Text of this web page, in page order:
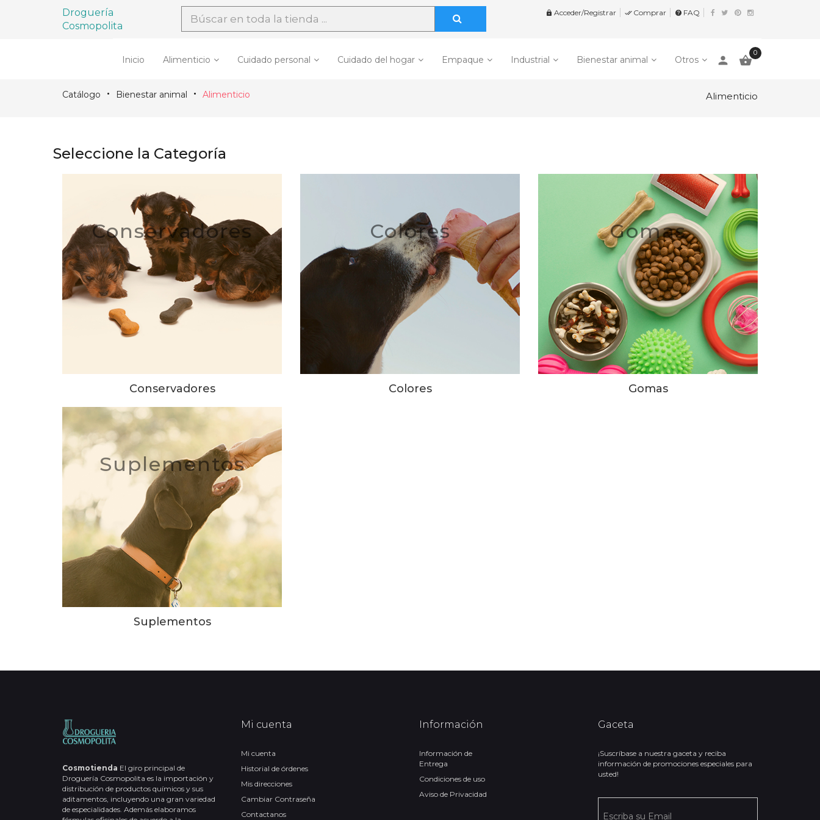
Droguería
Cosmopolita
 Acceder/Registrar  Comprar help FAQ
Inicio Alimenticio Cuidado personal Cuidado del hogar Empaque Industrial Bienestar animal Otros person 
0
Catálogo Bienestar animal Alimenticio Alimenticio
Seleccione la Categoría
Conservadores
Conservadores
Colores
Colores
Gomas
Gomas
Suplementos
Suplementos
Cosmotienda El giro principal de
Droguería Cosmopolita es la importación y
distribución de productos químicos y sus
aditamentos, incluyendo una gran variedad
de especialidades. Además elaboramos
Mi cuenta
Mi cuenta
Historial de órdenes
Mis direcciones
Cambiar Contraseña
Contactanos
Información
Información de
Entrega
Condiciones de uso
Aviso de Privacidad
Gaceta
¡Suscríbase a nuestra gaceta y reciba
información de promociones especiales para
usted!